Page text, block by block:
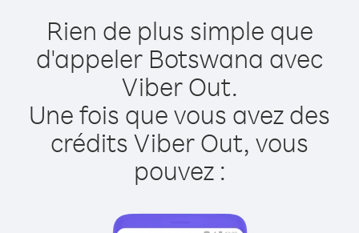
Rien de plus simple que
d'appeler Botswana avec
Viber Out.
Une fois que vous avez des
crédits Viber Out, vous
pouvez :